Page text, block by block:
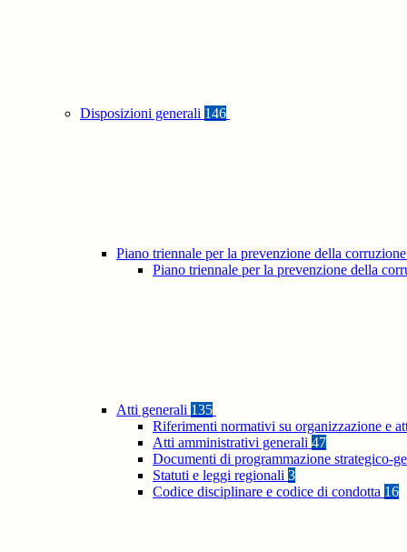
Disposizioni generali 146
Piano triennale per la prevenzione della
Piano triennale per la prevenzione della
Atti generali 135
Riferimenti normativi su organizzazione e
Atti amministrativi generali 47
Documenti di programmazione strategico-
Statuti e leggi regionali 3
Codice disciplinare e codice di condotta 16